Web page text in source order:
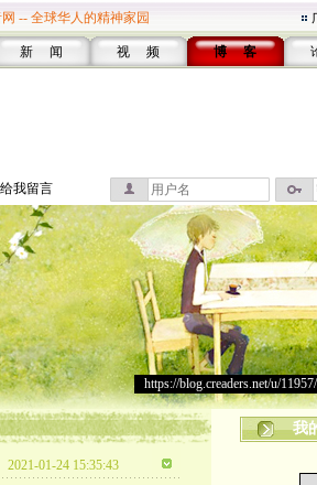
-- 全球华人的精神家园
新 闻 视 频 博 客
给我留言
https://blog.creaders.net/u/11957/
2021-01-24 15:35:43
我